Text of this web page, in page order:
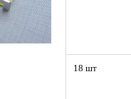
18 шт